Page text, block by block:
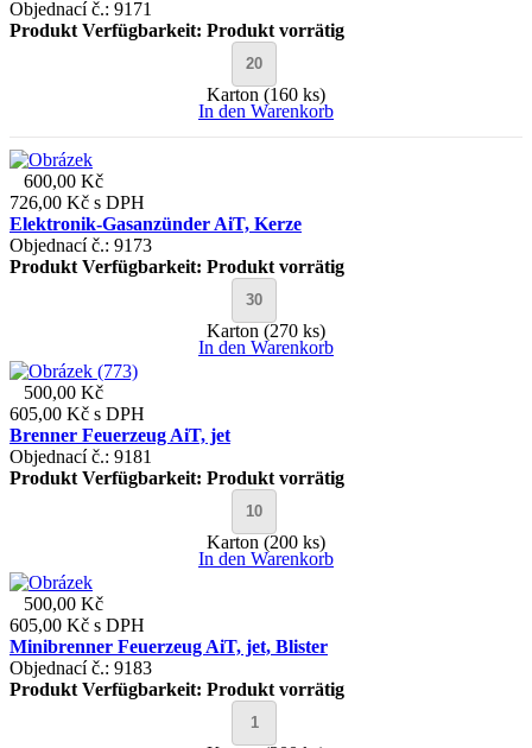
Objednací č.: 9171
Produkt Verfügbarkeit: Produkt vorrätig
Karton (160 ks)
In den Warenkorb
600,00 Kč
726,00 Kč s DPH
Elektronik-Gasanzünder AiT, Kerze
Objednací č.: 9173
Produkt Verfügbarkeit: Produkt vorrätig
Karton (270 ks)
In den Warenkorb
500,00 Kč
605,00 Kč s DPH
Brenner Feuerzeug AiT, jet
Objednací č.: 9181
Produkt Verfügbarkeit: Produkt vorrätig
Karton (200 ks)
In den Warenkorb
500,00 Kč
605,00 Kč s DPH
Minibrenner Feuerzeug AiT, jet, Blister
Objednací č.: 9183
Produkt Verfügbarkeit: Produkt vorrätig